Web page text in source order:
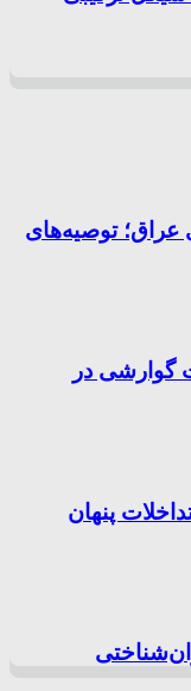
عراق؛ توصیه‌های
گوارشی در
پنهان